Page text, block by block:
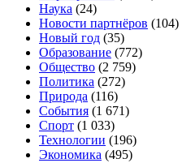
Наука (24)
Новости партнёров (104)
Новый год (35)
Образование (772)
Общество (2 759)
Политика (272)
Природа (116)
События (1 671)
Спорт (1 033)
Технологии (196)
Экономика (495)